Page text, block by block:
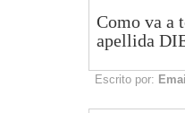
Como va a
apellida
Escrito por: